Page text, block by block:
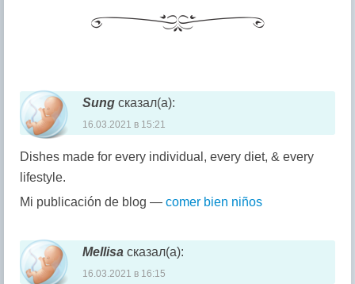
Навигация комментария
Sung сказал(а):
16.03.2021 в 15:21
Dishes made for every individual, every diet, & every
lifestyle.
Mi publicación de blog — comer bien niños
Mellisa сказал(а):
16.03.2021 в 16:15